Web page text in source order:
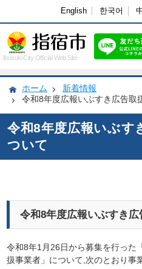
English 한국어
Ibusuki City Official Web Site
ホーム
新着情報
令和8年度広報いぶすき広告取
令和8年度広報いぶす
ついて
令和8年度広報いぶすき
令和8年1月26日から募集を行った
扱事業者」について,次のとおり事